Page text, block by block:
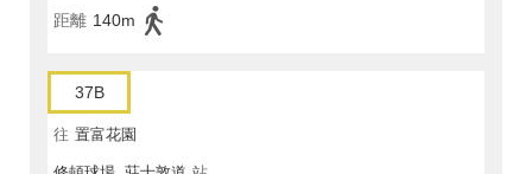
距離 140m
37B
往 置富花園